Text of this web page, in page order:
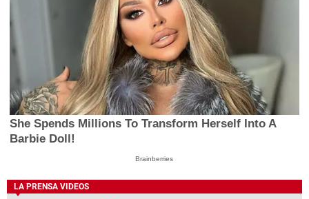
She Spends Millions To Transform Herself Into A
Barbie Doll!
Brainberries
LA PRENSA VIDEOS